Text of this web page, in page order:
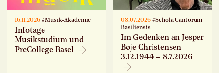
16.11.2026 #Musik-Akademie
Infotage
Musikstudium und
PreCollege Basel
08.07.2026#Schola Cantorum
Basiliensis
Im Gedenken an Jesper
Bøje Christensen
3.12.1944 – 8.7.2026